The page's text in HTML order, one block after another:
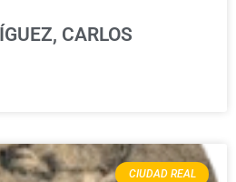
CARLOS
CIUDAD REAL